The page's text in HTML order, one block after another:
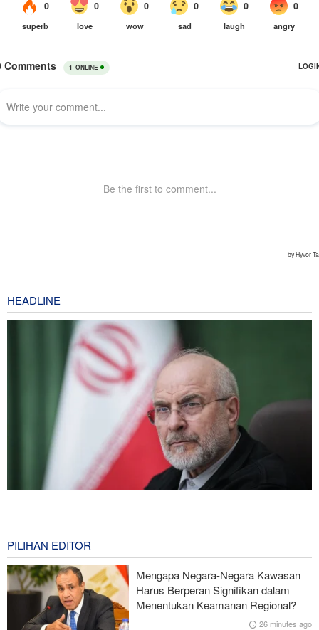
HEADLINE
Gagal dalam Perang dengan Iran, Dua Pejabat Senior Mossad
Dipecat
Anggota Kongres AS Akui Ketidakseimbangan Persenjataan
Rudal Amerika Hadapi Iran
PILIHAN EDITOR
Mengapa Negara-Negara Kawasan
Harus Berperan Signifikan dalam
Menentukan Keamanan Regional?
26 minutes ago